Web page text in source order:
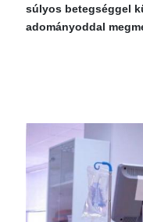
súlyos betegséggel
adományoddal